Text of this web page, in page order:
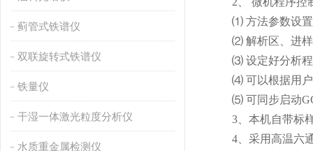
蓟管式铁谱仪
双联旋转式铁谱仪
铁量仪
干湿一体激光粒度分析仪
水质重金属检测仪
⑴ 方法参数设置
⑵ 解析区、进样
⑶ 设定好分析程
⑷ 可以根据用户
⑸ 可同步启动GC
3、本机自带标样
4、采用高温六通